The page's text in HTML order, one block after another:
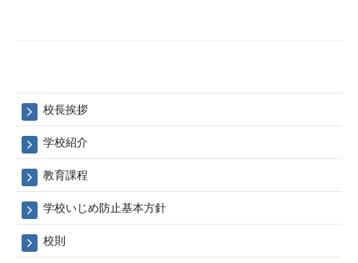
校長挨拶
学校紹介
教育課程
学校いじめ防止基本方針
校則